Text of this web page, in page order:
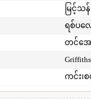
မြင့်သန်
ရစ်ပလ
တင်အေ
ကင်း၊